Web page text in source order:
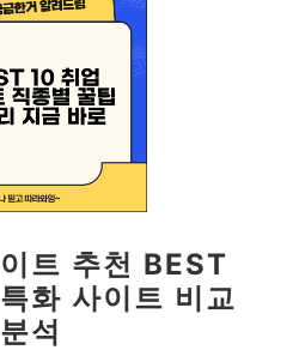
트 추천 BEST
화 사이트 비교
분석